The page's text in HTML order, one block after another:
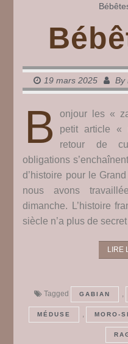
19 mars 2025 By
B
onjour les «
petit article «
retour de
obligations
d’histoire pour le
nous avons
dimanche. L’histoire
siècle n’a plus de
LIRE
Tagged GABIAN ,
MÉDUSE , MORO-